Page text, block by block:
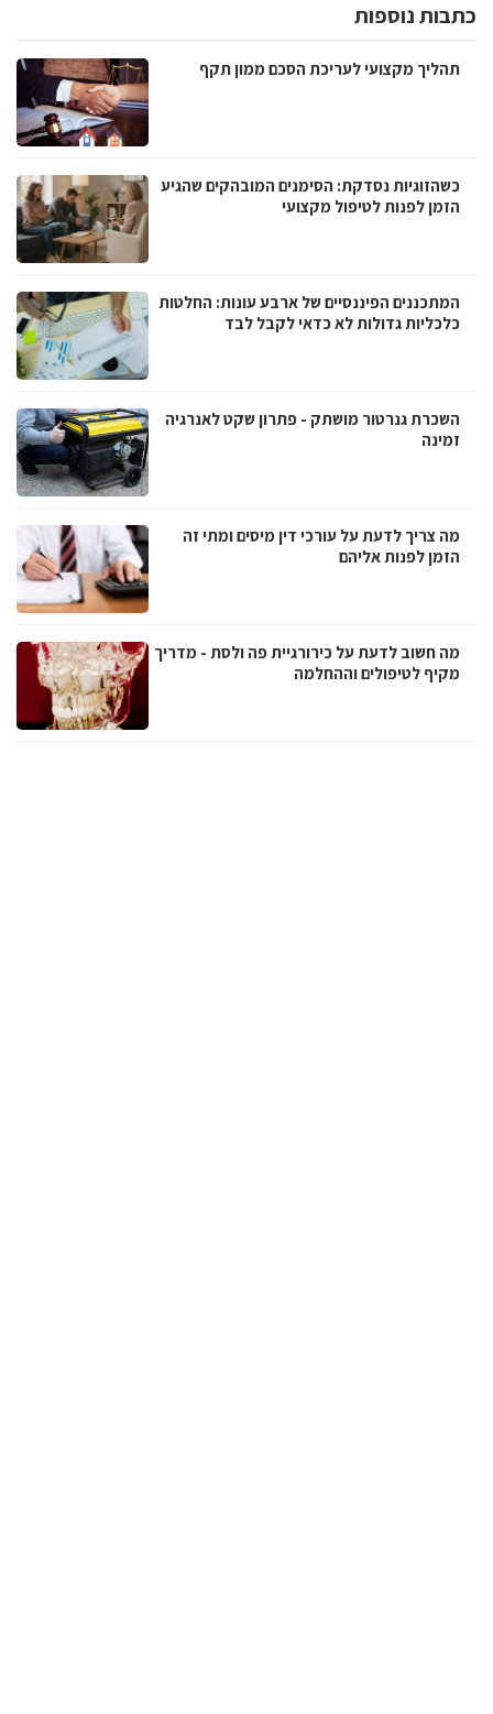
כתבות נוספות
תהליך מקצועי לעריכת הסכם ממון תקף
כשהזוגיות נסדקת: הסימנים המובהקים שהגיע
הזמן לפנות לטיפול מקצועי
המתכננים הפיננסיים של ארבע עונות: החלטות
כלכליות גדולות לא כדאי לקבל לבד
השכרת גנרטור מושתק - פתרון שקט לאנרגיה
זמינה
מה צריך לדעת על עורכי דין מיסים ומתי זה
הזמן לפנות אליהם
מה חשוב לדעת על כירורגיית פה ולסת - מדריך
מקיף לטיפולים וההחלמה